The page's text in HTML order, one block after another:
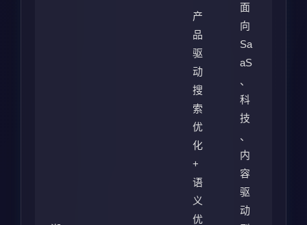
产
品
驱
动
搜
索
优
化
+
语
义
优
面
向
Sa
aS
、
科
技
、
内
容
驱
动